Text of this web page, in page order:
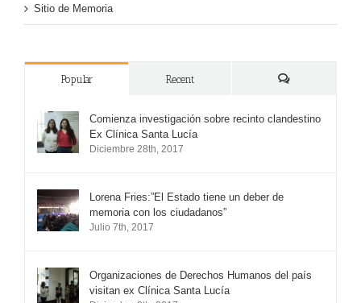
Sitio de Memoria
Popular Recent
Comienza investigación sobre recinto clandestino
Ex Clínica Santa Lucía
Diciembre 28th, 2017
Lorena Fries:”El Estado tiene un deber de
memoria con los ciudadanos”
Julio 7th, 2017
Organizaciones de Derechos Humanos del país
visitan ex Clínica Santa Lucía